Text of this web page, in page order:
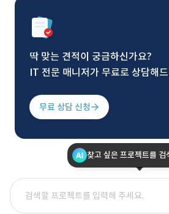
딱 맞는 견적이 궁금하신가요?
IT 전문 매니저가 무료로 상담해
무료 상담 신청
찾고 싶은 프로젝트를 검